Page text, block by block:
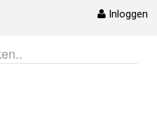
Inloggen